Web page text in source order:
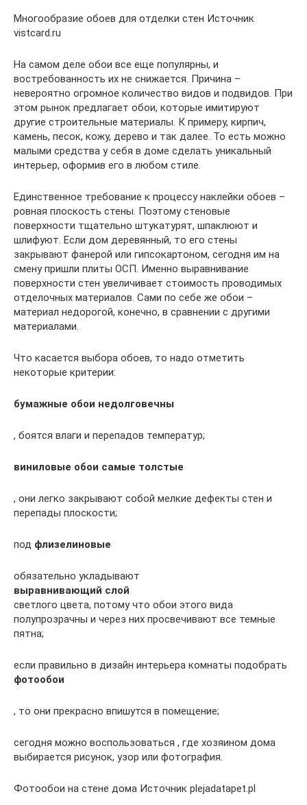
Многообразие обоев для отделки стен Источник
vistcard.ru
На самом деле обои все еще популярны, и
востребованность их не снижается. Причина –
невероятно огромное количество видов и подвидов. При
этом рынок предлагает обои, которые имитируют
другие строительные материалы. К примеру, кирпич,
камень, песок, кожу, дерево и так далее. То есть можно
малыми средства у себя в доме сделать уникальный
интерьер, оформив его в любом стиле.
Единственное требование к процессу наклейки обоев –
ровная плоскость стены. Поэтому стеновые
поверхности тщательно штукатурят, шпаклюют и
шлифуют. Если дом деревянный, то его стены
закрывают фанерой или гипсокартоном, сегодня им на
смену пришли плиты ОСП. Именно выравнивание
поверхности стен увеличивает стоимость проводимых
отделочных материалов. Сами по себе же обои –
материал недорогой, конечно, в сравнении с другими
материалами.
Что касается выбора обоев, то надо отметить
некоторые критерии:
бумажные обои недолговечны
, боятся влаги и перепадов температур;
виниловые обои самые толстые
, они легко закрывают собой мелкие дефекты стен и
перепады плоскости;
под флизелиновые
обязательно укладывают
выравнивающий слой
светлого цвета, потому что обои этого вида
полупрозрачны и через них просвечивают все темные
пятна;
если правильно в дизайн интерьера комнаты подобрать
фотообои
, то они прекрасно впишутся в помещение;
сегодня можно воспользоваться , где хозяином дома
выбирается рисунок, узор или фотография.
Фотообои на стене дома Источник plejadatapet.pl